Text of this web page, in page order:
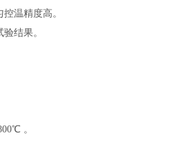
温精度高。
结果。
℃ 。